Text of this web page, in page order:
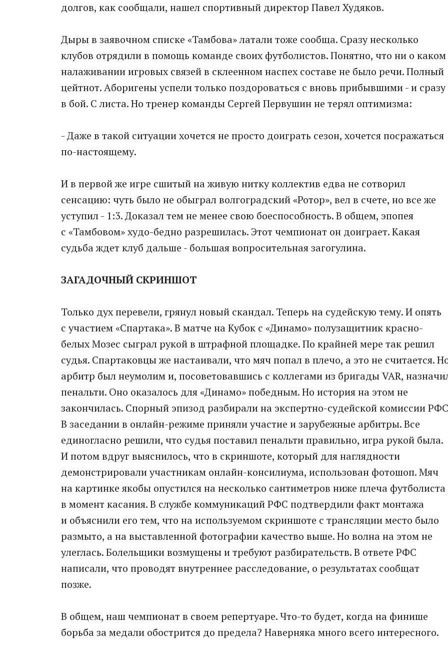
долгов, как сообщали, нашел спортивный директор Павел Худяков.
Дыры в заявочном списке «Тамбова» латали тоже сообща. Сразу несколько
клубов отрядили в помощь команде своих футболистов. Понятно, что ни о каком
налаживании игровых связей в склеенном наспех составе не было речи. Полный
цейтнот. Аборигены успели только поздороваться с вновь прибывшими - и сразу
в бой. С листа. Но тренер команды Сергей Первушин не терял оптимизма:
- Даже в такой ситуации хочется не просто доиграть сезон, хочется посражаться
по-настоящему.
И в первой же игре сшитый на живую нитку коллектив едва не сотворил
сенсацию: чуть было не обыграл волгоградский «Ротор», вел в счете, но все же
уступил - 1:3. Доказал тем не менее свою боеспособность. В общем, эпопея
с «Тамбовом» худо-бедно разрешилась. Этот чемпионат он доиграет. Какая
судьба ждет клуб дальше - большая вопросительная загогулина.
ЗАГАДОЧНЫЙ СКРИНШОТ
Только дух перевели, грянул новый скандал. Теперь на судейскую тему. И опять
с участием «Спартака». В матче на Кубок с «Динамо» полузащитник красно-
белых Мозес сыграл рукой в штрафной площадке. По крайней мере так решил
судья. Спартаковцы же настаивали, что мяч попал в плечо, а это не считается.
арбитр был неумолим и, посоветовавшись с коллегами из бригады VAR,
пенальти. Оно оказалось для «Динамо» победным. Но история на этом не
закончилась. Спорный эпизод разбирали на экспертно-судейской комиссии
В заседании в онлайн-режиме приняли участие и зарубежные арбитры. Все
единогласно решили, что судья поставил пенальти правильно, игра рукой была.
И потом вдруг выяснилось, что в скриншоте, который для наглядности
демонстрировали участникам онлайн-консилиума, использован фотошоп. Мяч
на картинке якобы опустился на несколько сантиметров ниже плеча футболиста
в момент касания. В службе коммуникаций РФС подтвердили факт монтажа
и объяснили его тем, что на используемом скриншоте с трансляции место было
размыто, а на выставленной фотографии качество выше. Но волна на этом не
улеглась. Болельщики возмущены и требуют разбирательств. В ответе РФС
написали, что проводят внутреннее расследование, о результатах сообщат
позже.
В общем, наш чемпионат в своем репертуаре. Что-то будет, когда на финише
борьба за медали обострится до предела? Наверняка много всего интересного.